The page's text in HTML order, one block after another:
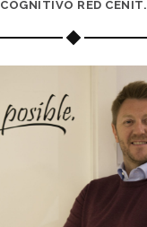
COGNITIVO RED CENIT.